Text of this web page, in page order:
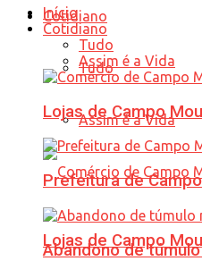
Cotidiano
Tudo
Assim é a Vida
Lojas de Campo
Início
Cotidiano
Tudo
Assim é a Vida
Lojas de Campo
Prefeitura de
Abandono de